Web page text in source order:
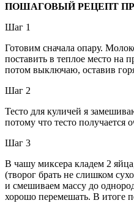
ПОШАГОВЫЙ РЕЦЕПТ
Шаг 1
Готовим сначала опару.
поставить в теплое место на
потом выключаю, оставив
Шаг 2
Тесто для куличей я
потому что тесто получается
Шаг 3
В чашу миксера кладем 2
(творог брать не слишком
и смешиваем массу до
хорошо перемешать. В итоге